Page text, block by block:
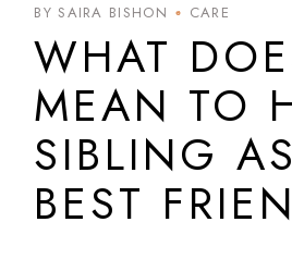
BY SAIRA BISHON CARE
WHAT
MEAN TO
SIBLING
BEST